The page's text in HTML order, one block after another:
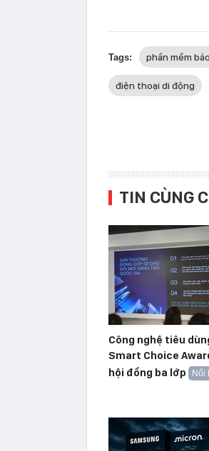
Tags: phần mềm
điện thoại di động
TIN CÙNG
Công nghệ tiêu
Smart Choice
hội đồng ba lớp
Nổi